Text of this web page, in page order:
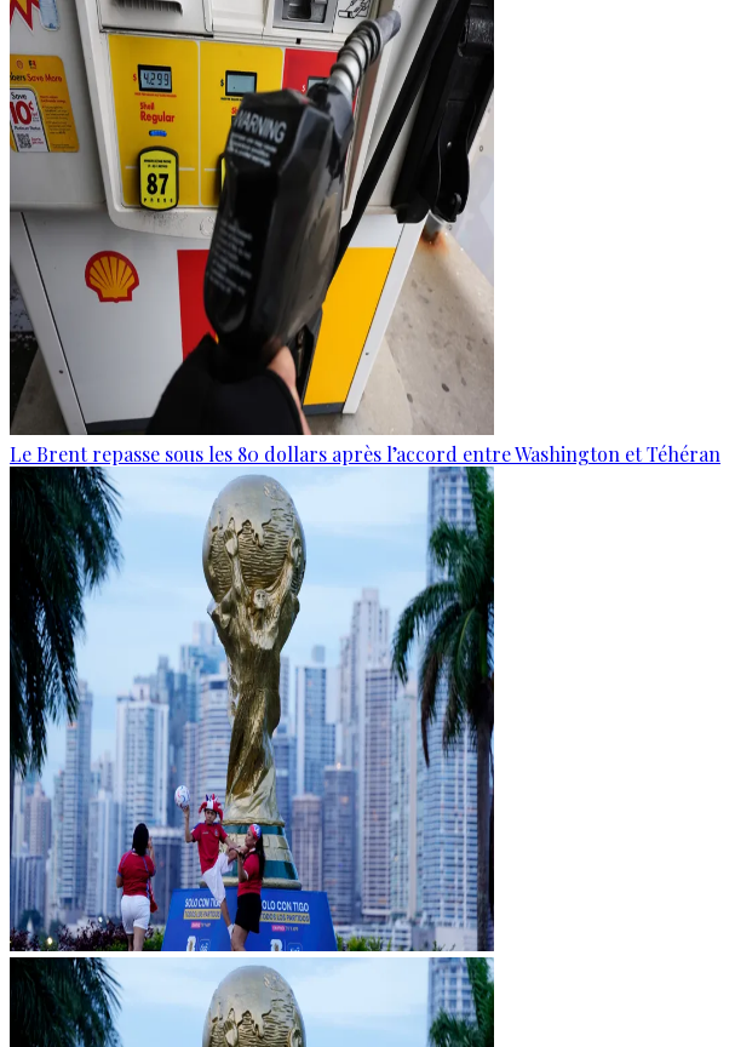
Le Brent repasse sous les 80 dollars après l’accord entre Washington et Téhéran